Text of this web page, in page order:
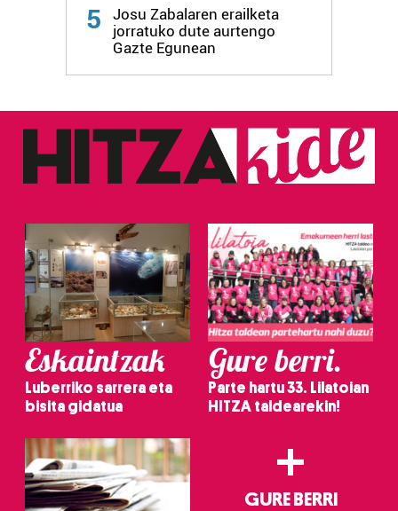
5
Josu Zabalaren erailketa
jorratuko dute aurtengo
Gazte Egunean
Eskaintzak
Luberriko sarrera eta
bisita gidatua
Gure berri.
Parte hartu 33. Lilatoian
HITZA taldearekin!
+
GURE BERRI